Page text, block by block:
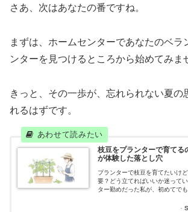
さあ、次はあなたの番ですね。
まずは、ホームセンターであなたのベラ
ンターを見つけるところから始めてみま
きっと、その一歩が、忘れられない夏の
れるはずです。
枝豆をプランターで育てる
が体験した落とし穴
プランターで枝豆を育てたいけ
要？どう立てればいいか迷って
ター勤めだった私が、初めてで